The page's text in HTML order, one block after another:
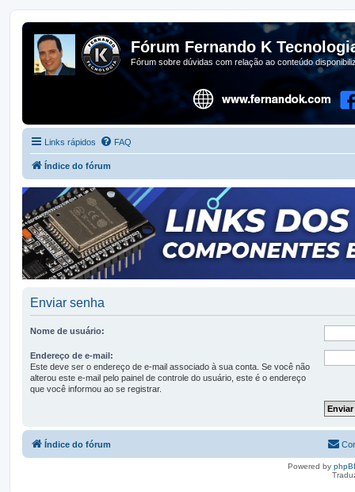
Fórum Fernando K
Fórum sobre dúvidas com relação ao conteúdo
Links rápidos FAQ
Índice do fórum
Enviar senha
Nome de usuário:
Endereço de e-mail:
Este deve ser o endereço de e-mail associado à sua conta. Se você não
alterou este e-mail pelo painel de controle do usuário, este é o endereço
que você informou ao se registrar.
Índice do fórum
Powered by